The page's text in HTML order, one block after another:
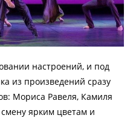
настроений, и под
из произведений сразу
Мориса Равеля, Камиля
ярким цветам и